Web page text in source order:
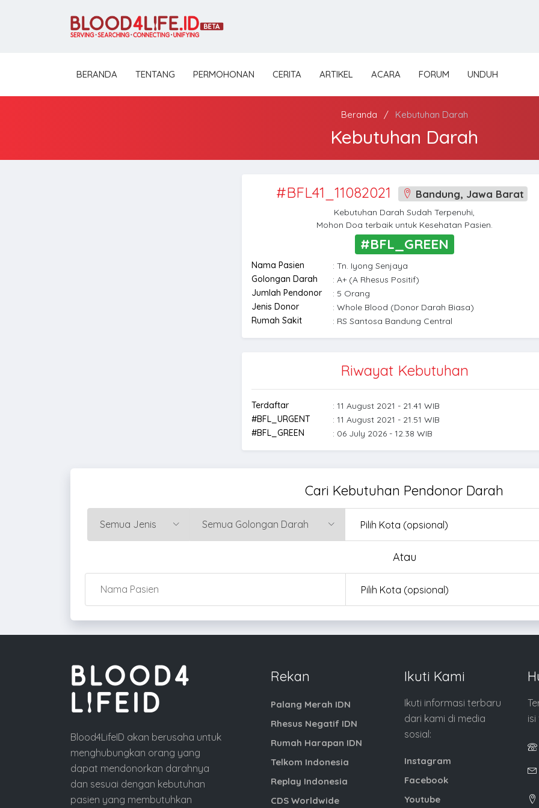
BERANDA TENTANG PERMOHONAN CERITA ARTIKEL ACARA FORUM UNDUH
Beranda Kebutuhan Darah
Kebutuhan Darah
#BFL41_11082021 Bandung, Jawa Barat
Kebutuhan Darah Sudah Terpenuhi,
Mohon Doa terbaik untuk Kesehatan Pasien.
#BFL_GREEN
Nama Pasien
: Tn. Iyong Senjaya
Golongan Darah
: A+ (A Rhesus Positif)
Jumlah Pendonor
: 5 Orang
Jenis Donor
: Whole Blood (Donor Darah Biasa)
Rumah Sakit
: RS Santosa Bandung Central
Riwayat Kebutuhan
Terdaftar
: 11 August 2021 - 21.41 WIB
#BFL_URGENT
: 11 August 2021 - 21.51 WIB
#BFL_GREEN
: 06 July 2026 - 12.38 WIB
Cari Kebutuhan Pendonor Darah
Atau
Blood4LifeID akan berusaha untuk
menghubungkan orang yang
dapat mendonorkan darahnya
dan sesuai dengan kebutuhan
pasien yang membutuhkan
Rekan
Palang Merah IDN
Rhesus Negatif IDN
Rumah Harapan IDN
Telkom Indonesia
Replay Indonesia
CDS Worldwide
Ikuti Kami
Ikuti informasi terbaru
dari kami di media
sosial:
Instagram
Facebook
Youtube